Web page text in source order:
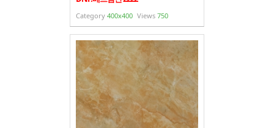
Category 400x400 Views 750